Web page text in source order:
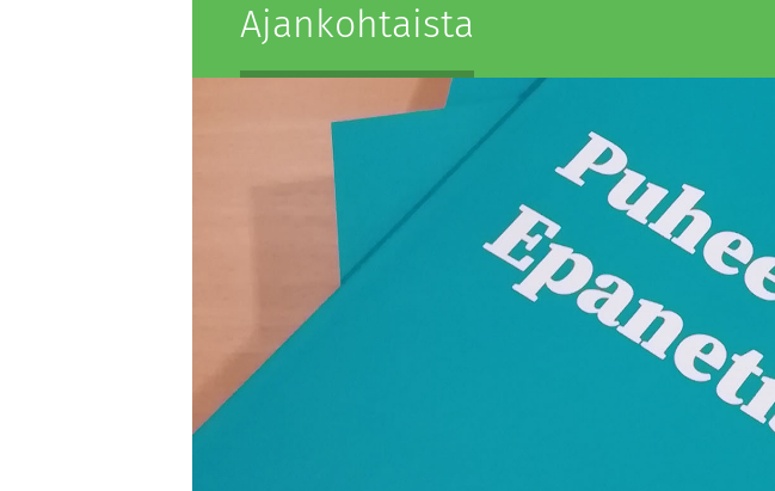
Ajan­koh­tais­ta